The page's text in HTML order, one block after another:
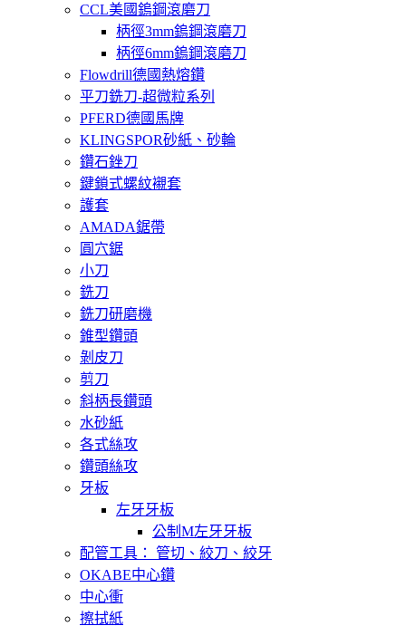
CCL美國鎢鋼滾磨刀
柄徑3mm鎢鋼滾磨刀
柄徑6mm鎢鋼滾磨刀
Flowdrill德國熱熔鑽
平刀銑刀-超微粒系列
PFERD德國馬牌
KLINGSPOR砂紙、砂輪
鑽石銼刀
鍵鎖式螺紋襯套
護套
AMADA鋸帶
圓穴鋸
小刀
銑刀
銑刀研磨機
錐型鑽頭
剝皮刀
剪刀
斜柄長鑽頭
水砂紙
各式絲攻
鑽頭絲攻
牙板
左牙牙板
公制M左牙牙板
配管工具： 管切、絞刀、絞牙
OKABE中心鑽
中心衝
擦拭紙